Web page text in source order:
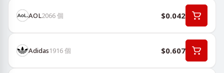
AOL2066個 $0.042
Adidas1916個 $0.607